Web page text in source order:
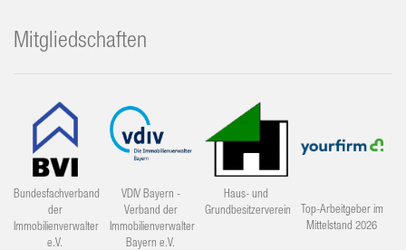
Mitgliedschaften
Bundesfachverband
der
Immobilienverwalter
e.V.
VDIV Bayern -
Verband der
Immobilienverwalter
Bayern e.V.
Haus- und
Grundbesitzerverein
Top-Arbeitgeber im
Mittelstand 2026